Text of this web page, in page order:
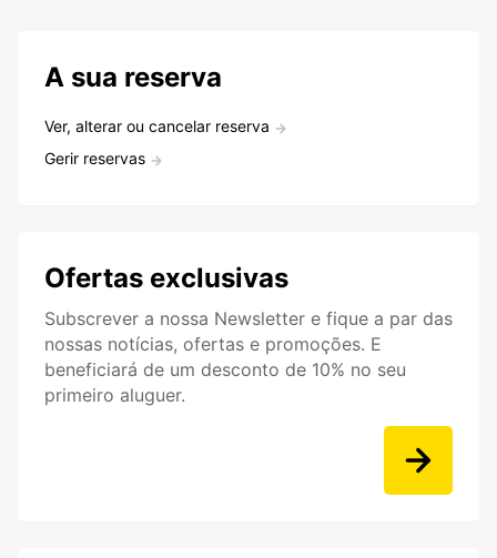
A sua reserva
Ver, alterar ou cancelar reserva
Gerir reservas
Ofertas exclusivas
Subscrever a nossa Newsletter e fique a par das
nossas notícias, ofertas e promoções. E
beneficiará de um desconto de 10% no seu
primeiro aluguer.